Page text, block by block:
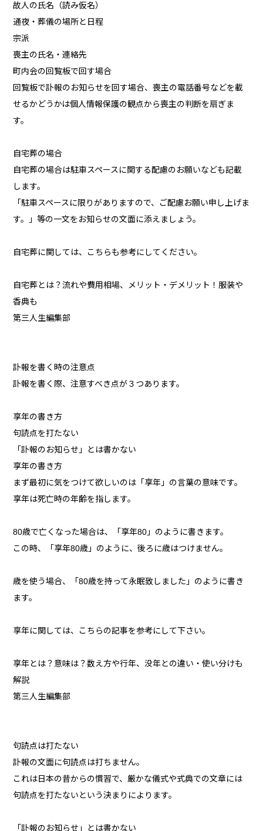
故人の氏名（読み仮名）
通夜・葬儀の場所と日程
宗派
喪主の氏名・連絡先
町内会の回覧板で回す場合
回覧板で訃報のお知らせを回す場合、喪主の電話番号などを載
せるかどうかは個人情報保護の観点から喪主の判断を扇ぎま
す。
自宅葬の場合
自宅葬の場合は駐車スペースに関する配慮のお願いなども記載
します。
「駐車スペースに限りがありますので、ご配慮お願い申し上げま
す。」等の一文をお知らせの文面に添えましょう。
自宅葬に関しては、こちらも参考にしてください。
自宅葬とは？流れや費用相場、メリット・デメリット！服装や
香典も
第三人生編集部
訃報を書く時の注意点
訃報を書く際、注意すべき点が３つあります。
享年の書き方
句読点を打たない
「訃報のお知らせ」とは書かない
享年の書き方
まず最初に気をつけて欲しいのは「享年」の言葉の意味です。
享年は死亡時の年齢を指します。
80歳で亡くなった場合は、「享年80」のように書きます。
この時、「享年80歳」のように、後ろに歳はつけません。
歳を使う場合、「80歳を持って永眠致しました」のように書き
ます。
享年に関しては、こちらの記事を参考にして下さい。
享年とは？意味は？数え方や行年、没年との違い・使い分けも
解説
第三人生編集部
句読点は打たない
訃報の文面に句読点は打ちません。
これは日本の昔からの慣習で、厳かな儀式や式典での文章には
句読点を打たないという決まりによります。
「訃報のお知らせ」とは書かない